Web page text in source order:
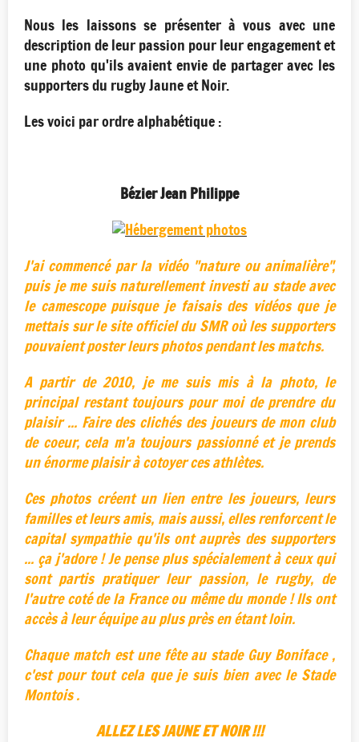
Nous les laissons se présenter à vous avec une
description de leur passion pour leur engagement et
une photo qu'ils avaient envie de partager avec les
supporters du rugby Jaune et Noir.
Les voici par ordre alphabétique :
Bézier Jean Philippe
J'ai commencé par la vidéo "nature ou animalière",
puis je me suis naturellement investi au stade avec
le camescope puisque je faisais des vidéos que je
mettais sur le site officiel du SMR où les supporters
pouvaient poster leurs photos pendant les matchs.
A partir de 2010, je me suis mis à la photo, le
principal restant toujours pour moi de prendre du
plaisir ... Faire des clichés des joueurs de mon club
de coeur, cela m'a toujours passionné et je prends
un énorme plaisir à cotoyer ces athlètes.
Ces photos créent un lien entre les joueurs, leurs
familles et leurs amis, mais aussi, elles renforcent le
capital sympathie qu'ils ont auprès des supporters
... ça j'adore ! Je pense plus spécialement à ceux qui
sont partis pratiquer leur passion, le rugby, de
l'autre coté de la France ou même du monde ! Ils ont
accès à leur équipe au plus près en étant loin.
Chaque match est une fête au stade Guy Boniface ,
c'est pour tout cela que je suis bien avec le Stade
Montois .
ALLEZ LES JAUNE ET NOIR !!!